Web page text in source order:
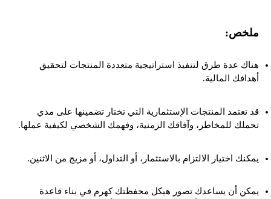
ملخص:
هناك عدة طرق لتنفيذ استراتيجية متعددة المنتجات لتحقيق
أهدافك المالية.
قد تعتمد المنتجات الإستثمارية التي تختار تضمينها على مدي
تحملك للمخاطر، وآفاقك الزمنية، وفهمك الشخصي لكيفية عملها.
يمكنك اختيار الالتزام بالاستثمار، أو التداول، أو مزيج من الاثنين.
يمكن أن يساعدك تصور هيكل محفظتك كهرم في بناء قاعدة